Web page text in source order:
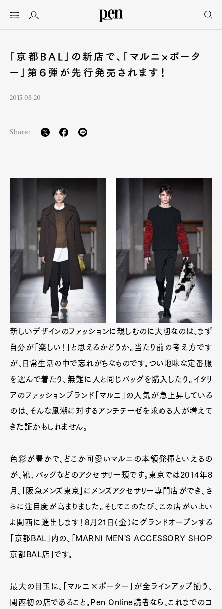
「京都BAL」の新店で、「マルニ×ポータ
ー」第６弾が先行発売されます！
2015.08.20
Share:
新しいデザインのファッションに親しむのに大切なのは、まず
自分が「楽しい！」と思えるかどうか。当たり前の考え方です
が、日常生活の中で忘れがちなものです。つい地味な定番服
を選んで着たり、無難に人と同じバッグを購入したり。イタリ
アのファッションブランド「マルニ」の人気が急上昇している
のは、そんな風潮に対するアンチテーゼを求める人が増えて
きた証かもしれません。
色彩が豊かで、どこか可愛いマルニの本領発揮といえるの
が、靴、バッグなどのアクセサリー類です。東京では2014年8
月、「阪急メンズ東京」にメンズアクセサリー専門店ができ、さ
らに注目度が高まりました。そしてこのたび、この店がいよい
よ関西に進出します！8月21日（金）にグランドオープンする
「京都BAL」内の、「MARNI MEN'S ACCESSORY SHOP
京都BAL店」です。
最大の目玉は、「マルニ×ポーター」が全ラインアップ揃う、
関西初の店であること。Pen Online読者なら、これまでのコ